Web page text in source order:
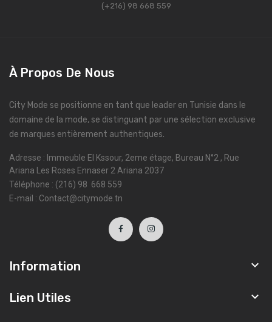
(+216) 98 668 559
À Propos De Nous
City Mode se positionne en tant que leader en Tunisie dans le
domaine de la mode, se distinguant par une sélection exclusive
de marques entièrement authentiques.
Adresse : Immeuble El Kssour, 2eme étage, Bureau N°2 , Rue
Ariana Les Roses Ennaser 2 Ariana 2037
Téléphone : (216) 98 668 559
E-mail : Contact@citymode.tn
Information 
Lien Utiles 